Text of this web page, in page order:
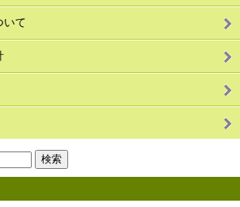
いて